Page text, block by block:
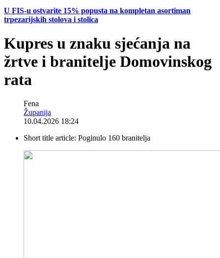
U FIS-u ostvarite 15% popusta na kompletan asortiman
trpezarijskih stolova i stolica
Kupres u znaku sjećanja na
žrtve i branitelje Domovinskog
rata
Fena
Županija
10.04.2026 18:24
Short title article: Poginulo 160 branitelja